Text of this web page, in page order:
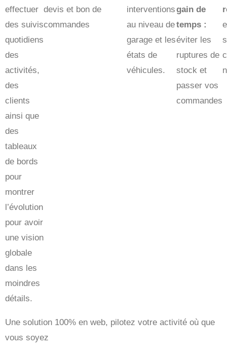
effectuer
des suivis
quotidiens
des
activités,
des
clients
ainsi que
des
tableaux
de bords
pour
montrer
l’évolution
pour avoir
une vision
globale
dans les
moindres
détails.
devis et bon de
commandes
interventions
au niveau de
garage et les
états de
véhicules.
gain de
temps :
éviter les
ruptures de
stock et
passer vos
commandes
Une solution 100% en web, pilotez votre activité où que
vous soyez